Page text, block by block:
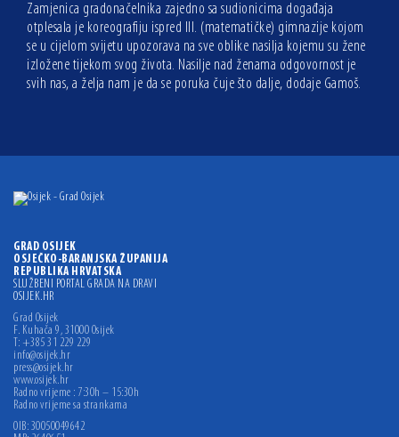
Zamjenica gradonačelnika zajedno sa sudionicima događaja
otplesala je koreografiju ispred III. (matematičke) gimnazije kojom
se u cijelom svijetu upozorava na sve oblike nasilja kojemu su žene
izložene tijekom svog života. Nasilje nad ženama odgovornost je
svih nas, a želja nam je da se poruka čuje što dalje, dodaje Gamoš.
GRAD OSIJEK
OSJEČKO-BARANJSKA ŽUPANIJA
REPUBLIKA HRVATSKA
SLUŽBENI PORTAL GRADA NA DRAVI
OSIJEK.HR
Grad Osijek
F. Kuhača 9, 31000 Osijek
T: +385 31 229 229
info@osijek.hr
press@osijek.hr
www.osijek.hr
Radno vrijeme : 7:30h – 15:30h
Radno vrijeme sa strankama
OIB: 30050049642